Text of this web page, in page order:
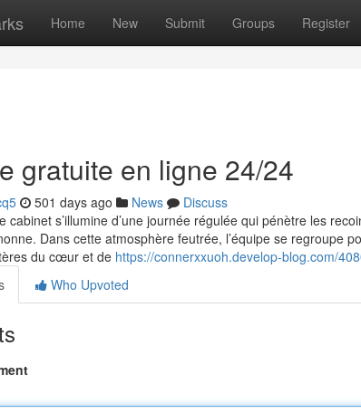
Home New Submit Groups Register
gratuite en ligne 24/24
501 days ago News
Discuss
cabinet s’illumine d’une journée régulée qui pénètre les
Dans cette atmosphère feutrée, l’équipe se regroupe
du cœur et de https://connerxxuoh.develop-blog.com/
Who Upvoted